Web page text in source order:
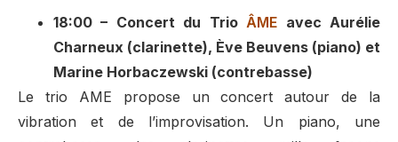
18:00 – Concert du TrioÂME avec Aurélie
Charneux (clarinette), Ève Beuvens (piano) et
Marine Horbaczewski (contrebasse)
Le trio AME propose un concert autour de la
vibration et de l’improvisation. Un piano, une